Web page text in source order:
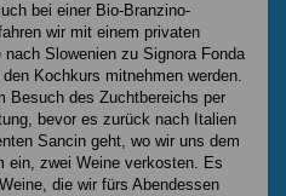
bei einer Bio-Branzino-
wir mit einem privaten
Slowenien zu Signora Fonda
Kochkurs mitnehmen werden.
Besuch des Zuchtbereichs per
bevor es zurück nach Italien
Sancin geht, wo wir uns dem
ein, zwei Weine verkosten. Es
die wir fürs Abendessen